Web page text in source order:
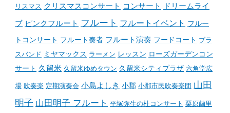
リスマス クリスマスコンサート コンサート
ドリームライ
ブ ピンクフルート フルート フルートイベント フルー
トコンサート フルート奏者 フルート演奏 フードコート ブラ
スバンド ミヤマックス ラーメン レッスン ローズガーデンコン
サート 久留米 久留米ゆめタウン 久留米シティプラザ 六角堂広
場 吹奏楽 定期演奏会 小島よしき 小郡 小郡市民吹奏楽団 山田
明子 山田明子 フルート 平塚弥生の杜コンサート 栗原繭里